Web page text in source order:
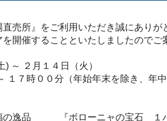
売所』をご利用いただき誠にありが
開催することといたしましたのでご
～ ２月１４日（火）
１７時００分（年始年末を除き、年中
の逸品 『ボローニャの宝石 １パ